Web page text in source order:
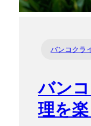
バンコクラ
バン
理を